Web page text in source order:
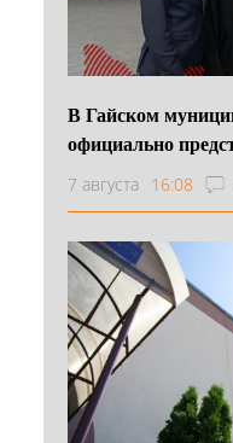
В Гайском
официально
7 августа 16:08